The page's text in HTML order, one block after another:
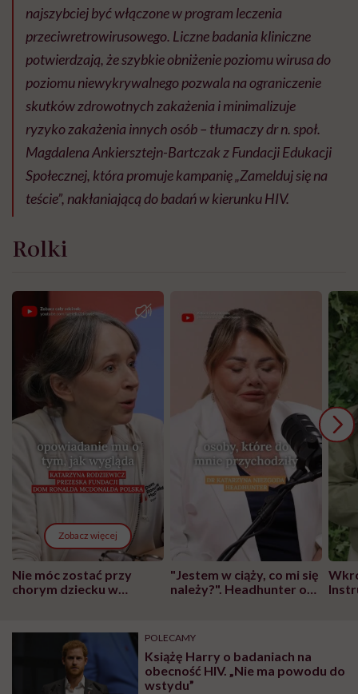
najszybciej być włączone w program leczenia
przeciwretrowirusowego. Liczne badania kliniczne
potwierdzają, że szybkie obniżenie poziomu wirusa do
poziomu niewykrywalnego pozwala na ograniczenie
skutków zdrowotnych zakażenia i minimalizuje
ryzyko zakażenia innych osób – tłumaczy dr n. społ.
Magdalena Ankiersztejn-Bartczak z Fundacji Edukacji
Społecznej, która promuje kampanię „Zamelduj się na
teście”, nakłaniającą do badań w kierunku HIV.
Rolki
Zobacz więcej
Nie móc zostać przy
chorym dziecku w
może chyba tylko
głupota i brak
wyobraźni"
"Jestem w ciąży, co mi się
należy?". Headhunter o
pracy
POLECAMY
Książę Harry o badaniach na
obecność HIV. „Nie ma powodu do
wstydu”